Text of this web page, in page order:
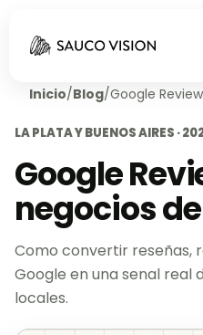
Inicio/Blog/Google
LA PLATA Y BUENOS AIRES ·
Google
negocios
Como convertir reseñas,
Google en una senal real
locales.